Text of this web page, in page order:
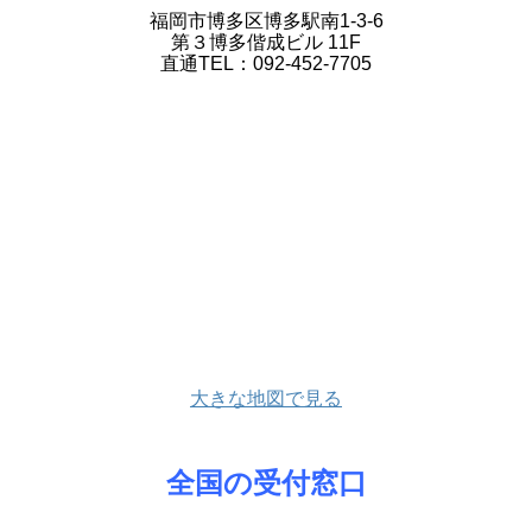
福岡市博多区博多駅南1-3-6
第３博多偕成ビル 11F
直通TEL：092-452-7705
大きな地図で見る
全国の受付窓口